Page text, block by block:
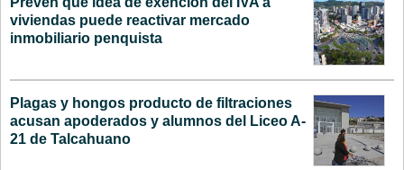
viviendas puede reactivar mercado
inmobiliario penquista
Plagas y hongos producto de filtraciones
acusan apoderados y alumnos del Liceo A-
21 de Talcahuano